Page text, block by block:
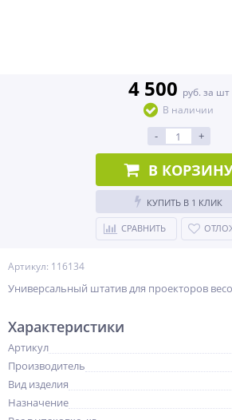
Артикул: 116134
Универсальный штатив для проекторов
4 500 руб. за шт
В наличии
- +
В
КУПИТЬ В 1 КЛИК
СРАВНИТЬ
Характеристики
Артикул
Производитель
Вид изделия
Назначение